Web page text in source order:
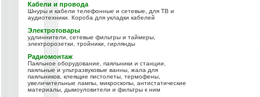
Кабели и провода
Шнуры и кабели телефонные и сетевые, для ТВ и
аудиотехники. Короба для укладки кабелей
Электротовары
удлиннители, сетевые фильтры и таймеры,
электророзетки, тройники, гирлянды
Радиомонтаж
Паяльное оборудование, паяльники и станции,
паяльные и ультразвуковые ванны, жала для
паяльников, клеящие пистолеты, термофены,
увеличительные лампы, микроскопы, антистатические
материалы, дымоуловители и фильтры к ним